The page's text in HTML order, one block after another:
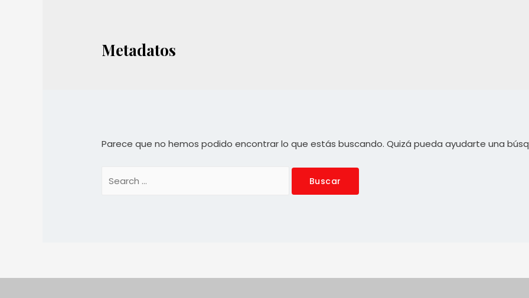
Metadatos
Parece que no hemos podido encontrar lo que estás buscando. Quizá pueda ayudarte una